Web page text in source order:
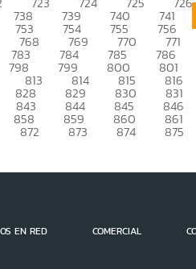
738 739 740 741
753 754 755 756
768 769 770 771
783 784 785 786
798 799 800 801
813 814 815 816
828 829 830 831
843 844 845 846
858 859 860 861
872 873 874 875
EN RED COMERCIAL